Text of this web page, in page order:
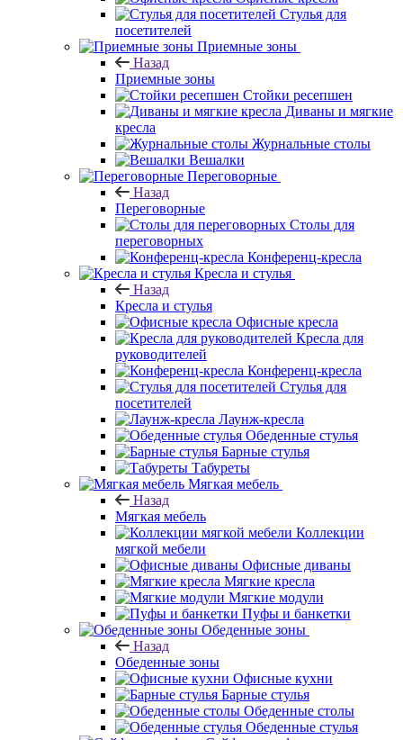
Стулья для
посетителей
Приемные зоны
Назад
Приемные зоны
Стойки ресепшен
Диваны и мягкие
кресла
Журнальные столы
Вешалки
Переговорные
Назад
Переговорные
Столы для
переговорных
Конференц-кресла
Кресла и стулья
Назад
Кресла и стулья
Офисные кресла
Кресла для
руководителей
Конференц-кресла
Стулья для
посетителей
Лаунж-кресла
Обеденные стулья
Барные стулья
Табуреты
Мягкая мебель
Назад
Мягкая мебель
Коллекции
мягкой мебели
Офисные диваны
Мягкие кресла
Мягкие модули
Пуфы и банкетки
Обеденные зоны
Назад
Обеденные зоны
Офисные кухни
Барные стулья
Обеденные столы
Обеденные стулья